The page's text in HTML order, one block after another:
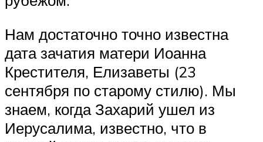
Нам достаточно точно известна
дата зачатия матери Иоанна
Крестителя, Елизаветы (23
сентября по старому стилю). Мы
знаем, когда Захарий ушел из
Иерусалима, известно, что в